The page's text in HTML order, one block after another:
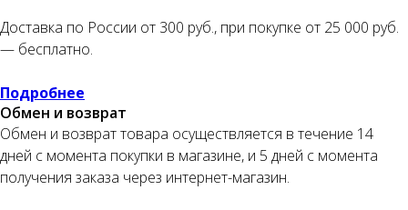
Доставка по России от 300 руб., при покупке от 25 000 руб.
— бесплатно.
Подробнее
Обмен и возврат
Обмен и возврат товара осуществляется в течение 14
дней с момента покупки в магазине, и 5 дней с момента
получения заказа через интернет-магазин.
25% 25% 25% 25%
Как обычная оплата картой
Понятно